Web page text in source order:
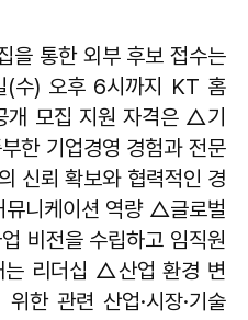
을 통한 외부 후보 접수는
수) 오후 6시까지 KT 홈
개 모집 지원 자격은 △기
한 기업경영 경험과 전문
신뢰 확보와 협력적인 경
뮤니케이션 역량 △글로벌
비전을 수립하고 임직원
는 리더십 △산업 환경 변
한 관련 산업·시장·기술